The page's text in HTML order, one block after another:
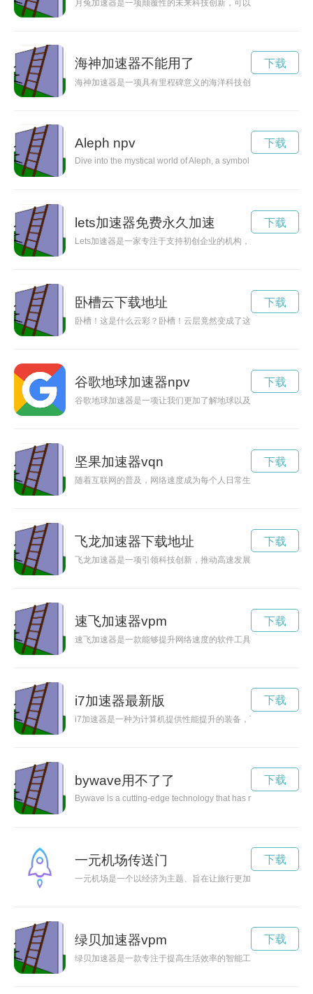
月兔加速器是一项颠覆性的未来科技创新，可以大幅提升数据
海神加速器不能用了
海神加速器是一项具有里程碑意义的海洋科技创新项目，将在
下载
Aleph npv
Dive into the mystical world of Aleph, a symbol representing
下载
lets加速器免费永久加速
Lets加速器是一家专注于支持初创企业的机构，通过资源整合
下载
卧槽云下载地址
卧槽！这是什么云彩？卧槽！云层竟然变成了这个模样？卧槽
下载
谷歌地球加速器npv
谷歌地球加速器是一项让我们更加了解地球以及有效利用地球
下载
坚果加速器vqn
随着互联网的普及，网络速度成为每个人日常生活中都关注的
下载
飞龙加速器下载地址
飞龙加速器是一项引领科技创新，推动高速发展的重要工具，
下载
速飞加速器vpm
速飞加速器是一款能够提升网络速度的软件工具，通过优化网
下载
i7加速器最新版
i7加速器是一种为计算机提供性能提升的装备，可以通过优化
下载
bywave用不了了
Bywave is a cutting-edge technology that has revolutionized
下载
一元机场传送门
一元机场是一个以经济为主题、旨在让旅行更加经济划算的创
下载
绿贝加速器vpm
绿贝加速器是一款专注于提高生活效率的智能工具，能够帮助
下载